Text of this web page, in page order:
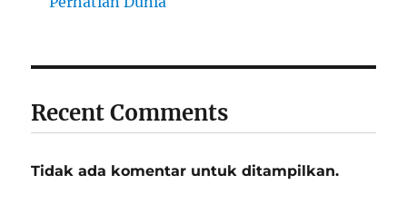
Recent Comments
Tidak ada komentar untuk ditampilkan.